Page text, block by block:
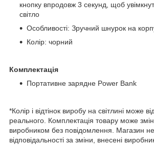
кнопку впродовж 3 секунд, щоб
світло
Особливості: Зручний шнурок на
Колір: чорний
Комплектація
Портативне зарядне Power Bank
*Колір і відтінок виробу на світлині може
реального. Комплектація товару може
виробником без повідомлення. Магазин
відповідальності за зміни, внесені